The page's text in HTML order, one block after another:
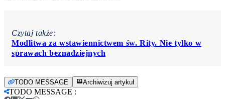
Czytaj także:
Modlitwa za wstawiennictwem św. Rity. Nie tylko w
sprawach beznadziejnych
TODO MESSAGE Archiwizuj artykuł
TODO MESSAGE :